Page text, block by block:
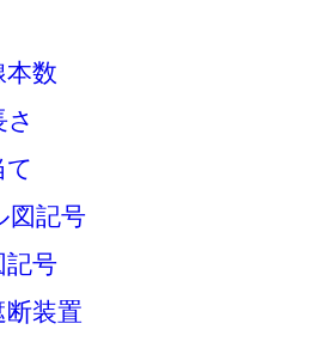
本数
て
図記号
記号
断装置